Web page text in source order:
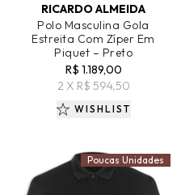
RICARDO ALMEIDA
Polo Masculina Gola
Estreita Com Zíper Em
Piquet – Preto
R$ 1.189,00
2 X R$ 594,50
WISHLIST
Poucas Unidades